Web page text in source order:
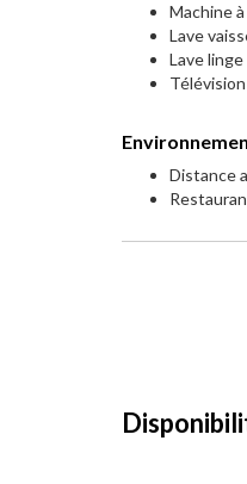
Machine
Lave
Lave linge
Télévision
Distance